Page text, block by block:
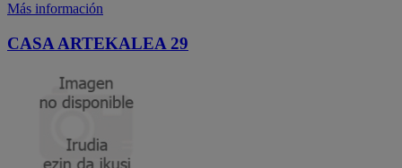
Más información
CASA ARTEKALEA 29